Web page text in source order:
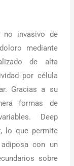
no invasivo de
mediante
de alta
por célula
Gracias a su
formas de
Deep
lo que permite
con un
sobre